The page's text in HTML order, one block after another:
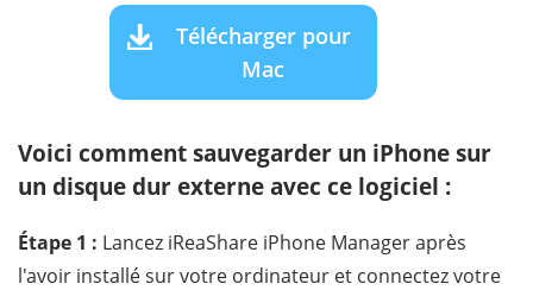
Télécharger pour
Mac
Voici comment sauvegarder un iPhone sur
un disque dur externe avec ce logiciel :
Étape 1 : Lancez iReaShare iPhone Manager après
l'avoir installé sur votre ordinateur et connectez votre